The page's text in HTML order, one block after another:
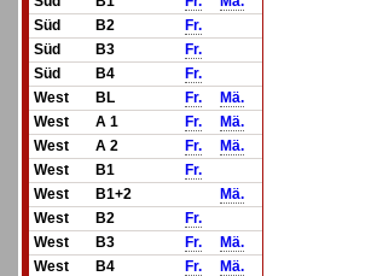
Süd
B2
Fr.
Süd
B3
Fr.
Süd
B4
Fr.
West
BL Fr.
Mä.
West
A 1 Fr.
Mä.
West
A 2 Fr.
Mä.
West
B1
Fr.
West
B1+2
Mä.
West
B2
Fr.
West
B3 Fr.
Mä.
West
B4 Fr.
Mä.